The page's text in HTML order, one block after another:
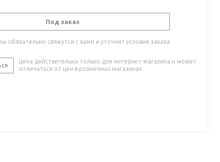
Под заказ
обязательно свяжутся с вами и уточнят условия заказа
Цена действительна только для интернет-магазина и может
отличаться от цен в розничных магазинах